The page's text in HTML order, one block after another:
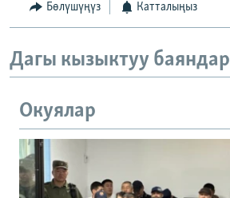
Бөлүшүңүз Катталыңыз
Дагы кызыктуу баяндар
Окуялар